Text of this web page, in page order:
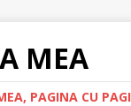
MEA
PAGINA CU